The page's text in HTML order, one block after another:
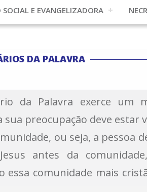
SOCIAL E EVANGELIZADORA
DA PALAVRA
da Palavra exerce um
sua preocupação deve
ou seja, a pessoa
antes da
essa comunidade mais